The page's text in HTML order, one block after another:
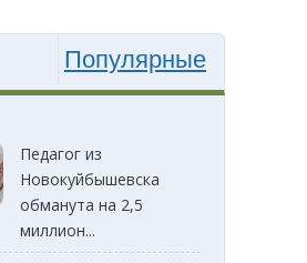
Популярные
Педагог из
Новокуйбышевска
обманута на 2,5
миллион...